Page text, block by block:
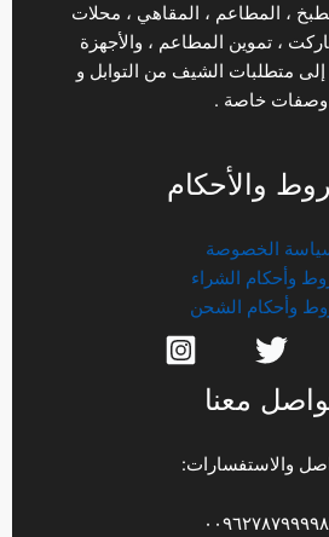
، المطاعم ، المقاهي ، محلات
، تموين المطاعم ، والأجهزة
إلى متطلبات الشيف من التوابل و
وصفات خاصة .
والأحكام
الخصوصة
وأحكام الشراء
وأحكام الشحن
معنا
والاستفسارات: